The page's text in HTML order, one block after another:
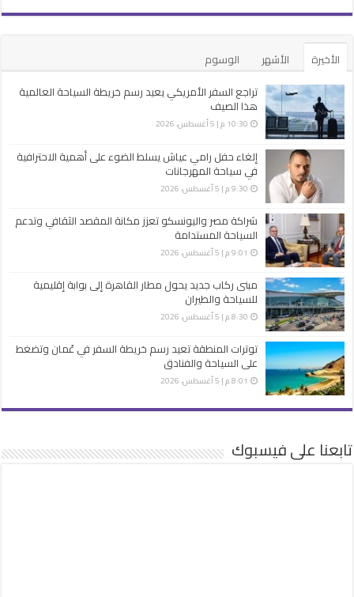
الأخيرة الأشهر
الوسوم
تراجع السفر الأمريكي يعيد رسم خريطة السياحة العالمية
هذا الصيف
10:30 م | 5 أغسطس، 2026
إلغاء حفل رامي عياش يسلط الضوء على أهمية الاحترافية
في سياحة المهرجانات
9:30 م | 5 أغسطس، 2026
شراكة مصر واليونسكو تعزز مكانة المقصد الثقافي وتدعم
السياحة المستدامة
9:01 م | 5 أغسطس، 2026
مبنى ركاب جديد يحول مطار القاهرة إلى بوابة إقليمية
للسياحة والطيران
8:30 م | 5 أغسطس، 2026
توترات المنطقة تعيد رسم خريطة السفر في عُمان وتضغط
على السياحة والفنادق
8:01 م | 5 أغسطس، 2026
تابعنا على فيسبوك